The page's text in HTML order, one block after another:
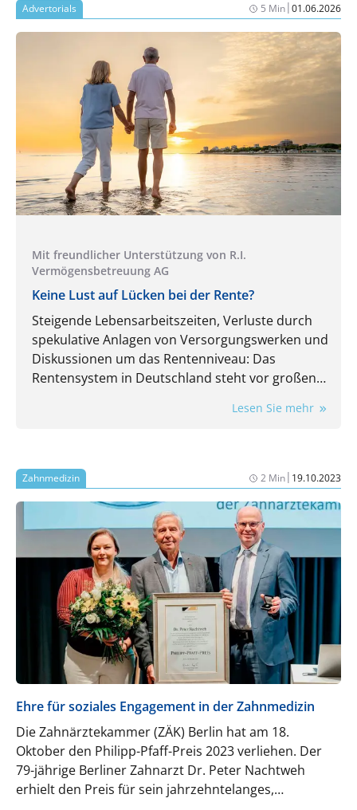
Advertorials
5 Min|01.06.2026
Mit freundlicher Unterstützung von R.I.
Vermögensbetreuung AG
Keine Lust auf Lücken bei der Rente?
Steigende Lebensarbeitszeiten, Verluste durch
spekulative Anlagen von Versorgungswerken und
Diskussionen um das Rentenniveau: Das
Rentensystem in Deutschland steht vor großen
Versorgungswerk oder der gesetzlichen
Private Altersvorsorge ist wichtiger denn je. Doch
wie können Berufstätige heute so investieren,
dass sie später im Ruhestand gut versorgt sind?
Lesen Sie mehr
Zahnmedizin 2 Min| 19.10.2023
Ehre für soziales Engagement in der Zahnmedizin
Die Zahnärztekammer (ZÄK) Berlin hat am 18.
Oktober den Philipp-Pfaff-Preis 2023 verliehen. Der
79-jährige Berliner Zahnarzt Dr. Peter Nachtweh
erhielt den Preis für sein jahrzehntelanges,